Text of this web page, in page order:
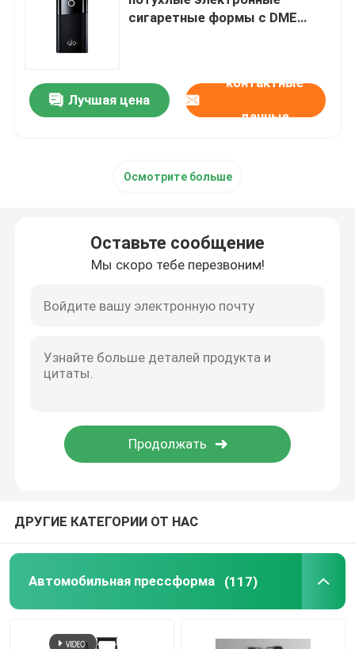
Автомобильная прессформа
Опаковочная плесень
Лечебная плесень
сигаретные формы с DME
Лучшая цена
контактные
данные
Осмотрите больше
Оставьте сообщение
Мы скоро тебе перезвоним!
ДРУГИЕ КАТЕГОРИИ ОТ НАС
Автомобильная прессформа (117)